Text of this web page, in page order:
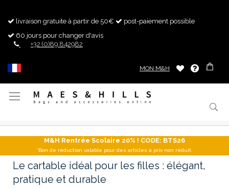
livraison gratuite à partir de 50€
post-paiement possible
60 jours pour changer d'avis
+32 (0)89 842982
MON M&H
Basculer
M&H Rentrée Scolaire 20% ! CODE: BTS26
*Bon de réduction valable pour des articles à prix non réduit.
Le cartable idéal pour les filles : élégant,
pratique et durable